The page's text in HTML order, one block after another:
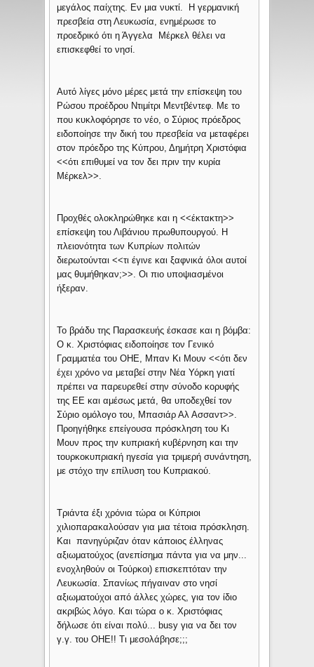
μεγάλος παίχτης. Εν μια νυκτί. Η γερμανική
πρεσβεία στη Λευκωσία, ενημέρωσε το
προεδρικό ότι η Άγγελα Μέρκελ θέλει να
επισκεφθεί το νησί.
Αυτό λίγες μόνο μέρες μετά την επίσκεψη του
Ρώσου προέδρου Ντιμίτρι Μεντβέντεφ. Με το
που κυκλοφόρησε το νέο, ο Σύριος πρόεδρος
ειδοποίησε την δική του πρεσβεία να μεταφέρει
στον πρόεδρο της Κύπρου, Δημήτρη Χριστόφια
<<ότι επιθυμεί να τον δει πριν την κυρία
Μέρκελ>>.
Προχθές ολοκληρώθηκε και η <<έκτακτη>>
επίσκεψη του Λιβάνιου πρωθυπουργού. Η
πλειονότητα των Κυπρίων πολιτών
διερωτούνται <<τι έγινε και ξαφνικά όλοι αυτοί
μας θυμήθηκαν;>>. Οι πιο υποψιασμένοι
ήξεραν.
Το βράδυ της Παρασκευής έσκασε και η βόμβα:
Ο κ. Χριστόφιας ειδοποίησε τον Γενικό
Γραμματέα του ΟΗΕ, Μπαν Κι Μουν <<ότι δεν
έχει χρόνο να μεταβεί στην Νέα Υόρκη γιατί
πρέπει να παρευρεθεί στην σύνοδο κορυφής
της ΕΕ και αμέσως μετά, θα υποδεχθεί τον
Σύριο ομόλογο του, Μπασιάρ Αλ Ασσαντ>>.
Προηγήθηκε επείγουσα πρόσκληση του Κι
Μουν προς την κυπριακή κυβέρνηση και την
τουρκοκυπριακή ηγεσία για τριμερή συνάντηση,
με στόχο την επίλυση του Κυπριακού.
Τριάντα έξι χρόνια τώρα οι Κύπριοι
χιλιοπαρακαλούσαν για μια τέτοια πρόσκληση.
Και πανηγύριζαν όταν κάποιος έλληνας
αξιωματούχος (ανεπίσημα πάντα για να μην...
ενοχληθούν οι Τούρκοι) επισκεπτόταν την
Λευκωσία. Σπανίως πήγαιναν στο νησί
αξιωματούχοι από άλλες χώρες, για τον ίδιο
ακριβώς λόγο. Και τώρα ο κ. Χριστόφιας
δήλωσε ότι είναι πολύ... busy για να δει τον
γ.γ. του ΟΗΕ!! Τι μεσολάβησε;;;